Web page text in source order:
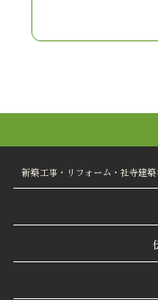
新築工事・リフォーム・社寺建